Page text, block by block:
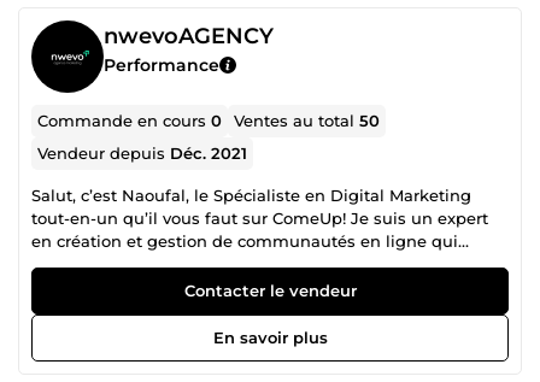
nwevoAGENCY
Performance
Commande en cours0 Ventes au total50
Vendeur depuis Déc. 2021
Salut, c’est Naoufal, le Spécialiste en Digital Marketing
tout-en-un qu’il vous faut sur ComeUp! Je suis un expert
en création et gestion de communautés en ligne qui
marquent les esprits et captent l’attention. Mon objectif ?
Vous aider à transformer votre présence digitale en une
force incontournable, tout en stimulant l'engagement de
votre audience cible. Avec moi, vous bénéficiez de services
complets et personnalisés, incluant : Création de contenus
Contacter le vendeur
En savoir plus